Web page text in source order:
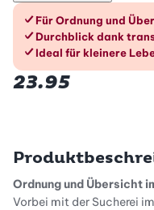
Die Vorteile
Für Ordnung und
Durchblick dank
Ideal für kleinere
23.95
Ordnung und Übersicht
Vorbei mit der Sucherei